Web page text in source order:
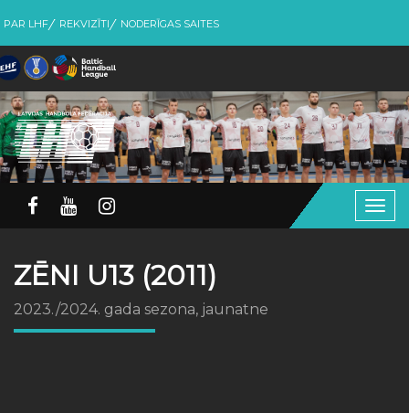
PAR LHF REKVIZĪTI NODERĪGAS SAITES
ZĒNI U13 (2011)
2023./2024. gada sezona, jaunatne